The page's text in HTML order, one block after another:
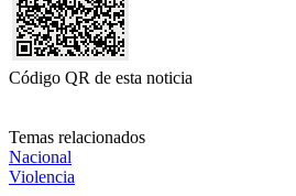
Código QR de esta noticia
Temas relacionados
Nacional
Violencia